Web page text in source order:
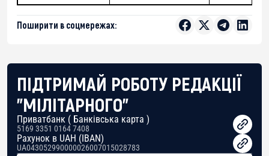
Поширити в соцмережах:
ПІДТРИМАЙ РОБОТУ РЕДАКЦІЇ
"МІЛІТАРНОГО"
Приватбанк ( Банківська карта )
5169 3351 0164 7408
Рахунок в UAH (IBAN)
UA043052990000026007015028783